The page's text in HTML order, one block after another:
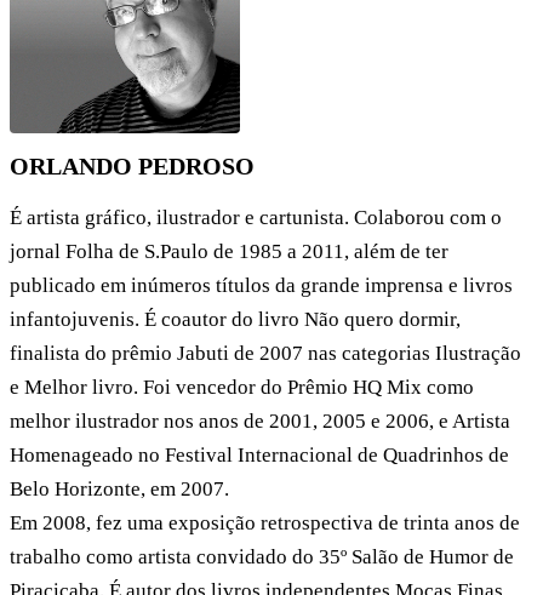
ORLANDO PEDROSO
É artista gráfico, ilustrador e cartunista. Colaborou com o
jornal Folha de S.Paulo de 1985 a 2011, além de ter
publicado em inúmeros títulos da grande imprensa e livros
infantojuvenis. É coautor do livro Não quero dormir,
finalista do prêmio Jabuti de 2007 nas categorias Ilustração
e Melhor livro. Foi vencedor do Prêmio HQ Mix como
melhor ilustrador nos anos de 2001, 2005 e 2006, e Artista
Homenageado no Festival Internacional de Quadrinhos de
Belo Horizonte, em 2007.
Em 2008, fez uma exposição retrospectiva de trinta anos de
trabalho como artista convidado do 35º Salão de Humor de